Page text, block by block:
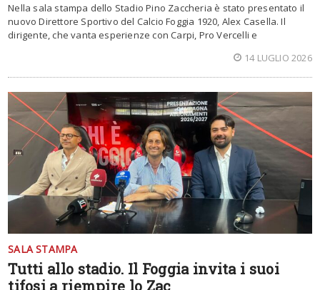
Nella sala stampa dello Stadio Pino Zaccheria è stato presentato il
nuovo Direttore Sportivo del Calcio Foggia 1920, Alex Casella. Il
dirigente, che vanta esperienze con Carpi, Pro Vercelli e
14 LUGLIO 2026
SALA STAMPA
Tutti allo stadio. Il Foggia invita i suoi
tifosi a riempire lo Zac